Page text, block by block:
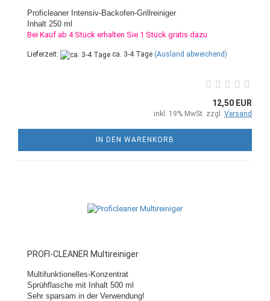
Proficleaner Intensiv-Backofen-Grillreiniger
Inhalt 250 ml
Bei Kauf ab 4 Stück erhalten Sie 1 Stück gratis dazu
Lieferzeit: ca. 3-4 Tage (Ausland abweichend)
12,50 EUR
inkl. 19% MwSt. zzgl. Versand
IN DEN WARENKORB
PROFI-CLEANER Multireiniger
Multifunktionelles-Konzentrat
Sprühflasche mit Inhalt 500 ml
Sehr sparsam in der Verwendung!